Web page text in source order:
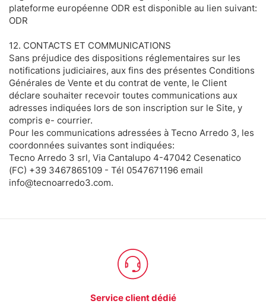
plateforme européenne ODR est disponible au lien suivant:
ODR
12. CONTACTS ET COMMUNICATIONS
Sans préjudice des dispositions réglementaires sur les
notifications judiciaires, aux fins des présentes Conditions
Générales de Vente et du contrat de vente, le Client
déclare souhaiter recevoir toutes communications aux
adresses indiquées lors de son inscription sur le Site, y
compris e- courrier.
Pour les communications adressées à Tecno Arredo 3, les
coordonnées suivantes sont indiquées:
Tecno Arredo 3 srl, Via Cantalupo 4-47042 Cesenatico
(FC) +39 3467865109 - Tél 0547671196 email
info@tecnoarredo3.com.
Service client dédié